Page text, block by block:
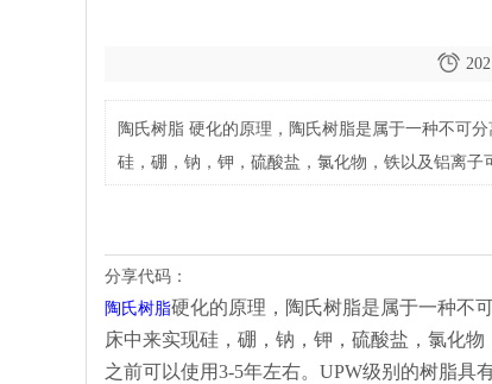
陶氏树脂 硬化的原理，陶氏树脂是属于一种不可
硅，硼，钠，钾，硫酸盐，氯化物，铁以及铝离子
分享代码：
陶氏树脂硬化的原理，陶氏树脂是属于一种不
床中来实现硅，硼，钠，钾，硫酸盐，氯化
之前可以使用3-5年左右。UPW级别的树脂具